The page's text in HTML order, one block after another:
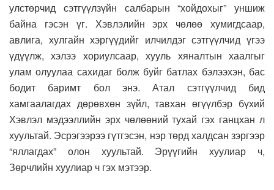
улстөрчид сэтгүүлзүйн салбарын “хойдохыг” уншиж
байна гэсэн үг. Хэвлэлийн эрх чөлөө хумигдсаар,
авлига, хулгайн хэргүүдийг илчилдэг сэтгүүлчид үгээ
үдүүлж, хэлээ хориулсаар, хууль хяналтын хаалгыг
улам олуулаа сахидаг болж буйг батлах бэлээхэн, бас
бодит баримт бол энэ. Атал сэтгүүлчид бид
хамгаалагдах дөрөвхөн зүйл, тавхан өгүүлбэр бүхий
Хэвлэл мэдээллийн эрх чөлөөний тухай гэх ганцхан л
хуультай. Эсрэгээрээ гүтгэсэн, нэр төрд халдсан зэргээр
“яллагдах” олон хуультай. Эрүүгийн хуулиар ч,
Зөрчлийн хуулиар ч гэх мэтээр.